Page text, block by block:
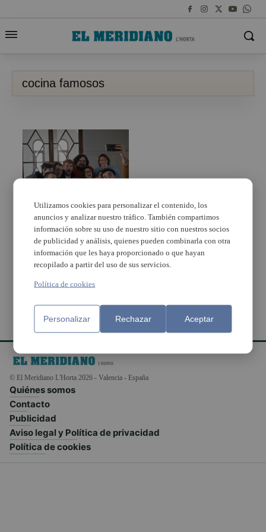
cocina famosos
Ricard Camarena
examinarà com cuinen
els famosos els
dissabtes a la nit en À
© El Meridiano L'Horta 2026 - Valencia - España
Quiénes somos
Contacto
Publicidad
Aviso legal y Política de privacidad
Política de cookies
Utilizamos cookies para personalizar el contenido, los
anuncios y analizar nuestro tráfico. También compartimos
información sobre su uso de nuestro sitio con nuestros socios
de publicidad y análisis, quienes pueden combinarla con otra
información que les haya proporcionado o que hayan
recopilado a partir del uso de sus servicios.
Política de cookies
Personalizar Rechazar Aceptar